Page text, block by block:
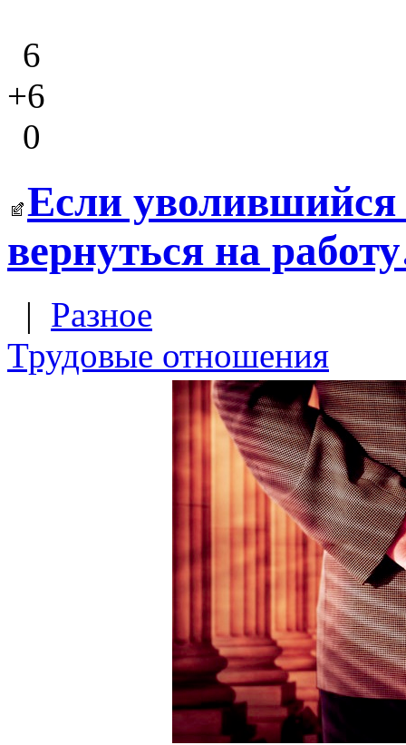
6
+6
0
Если уволившийся
вернуться на
| Разное
Трудовые отношения